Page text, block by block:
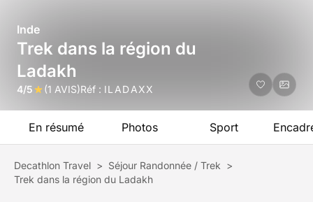
Inde
Trek dans la région du
Ladakh
4/5 (1 AVIS)Réf : ILADAXX
En résumé Photos Sport
Decathlon Travel > Séjour Randonnée / Trek >
Trek dans la région du Ladakh